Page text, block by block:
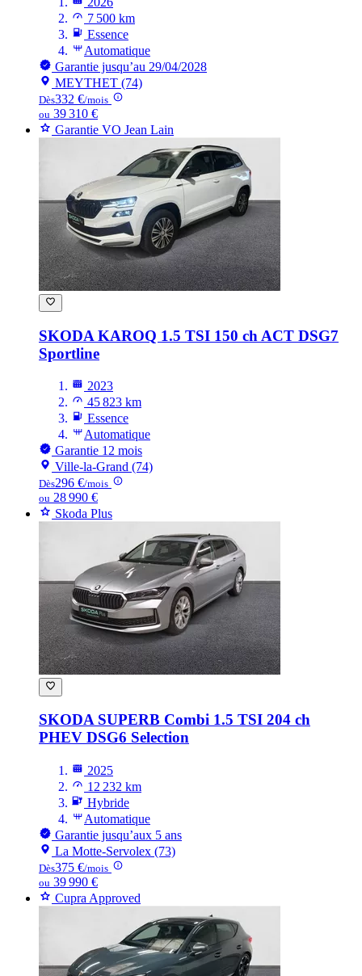
7 500 km
Essence
Automatique
Garantie jusqu’au 29/04/2028
MEYTHET (74)
Dès332 €/mois
ou 39 310 €
Garantie VO Jean Lain
SKODA KAROQ 1.5 TSI 150 ch ACT DSG7
Sportline
2023
45 823 km
Essence
Automatique
Garantie 12 mois
Ville-la-Grand (74)
Dès296 €/mois
ou 28 990 €
Skoda Plus
SKODA SUPERB Combi 1.5 TSI 204 ch
PHEV DSG6 Selection
2025
12 232 km
Hybride
Automatique
Garantie jusqu’aux 5 ans
La Motte-Servolex (73)
Dès375 €/mois
ou 39 990 €
Cupra Approved